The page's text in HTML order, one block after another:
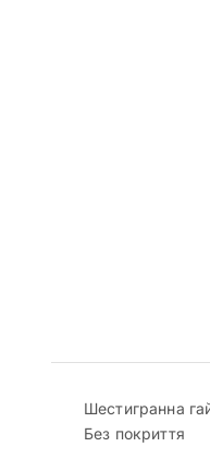
Шестигранна
Без покриття